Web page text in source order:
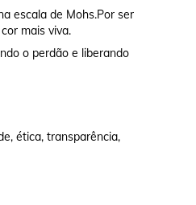
escala de Mohs.Por ser
mais viva.
o perdão e liberando
ética, transparência,